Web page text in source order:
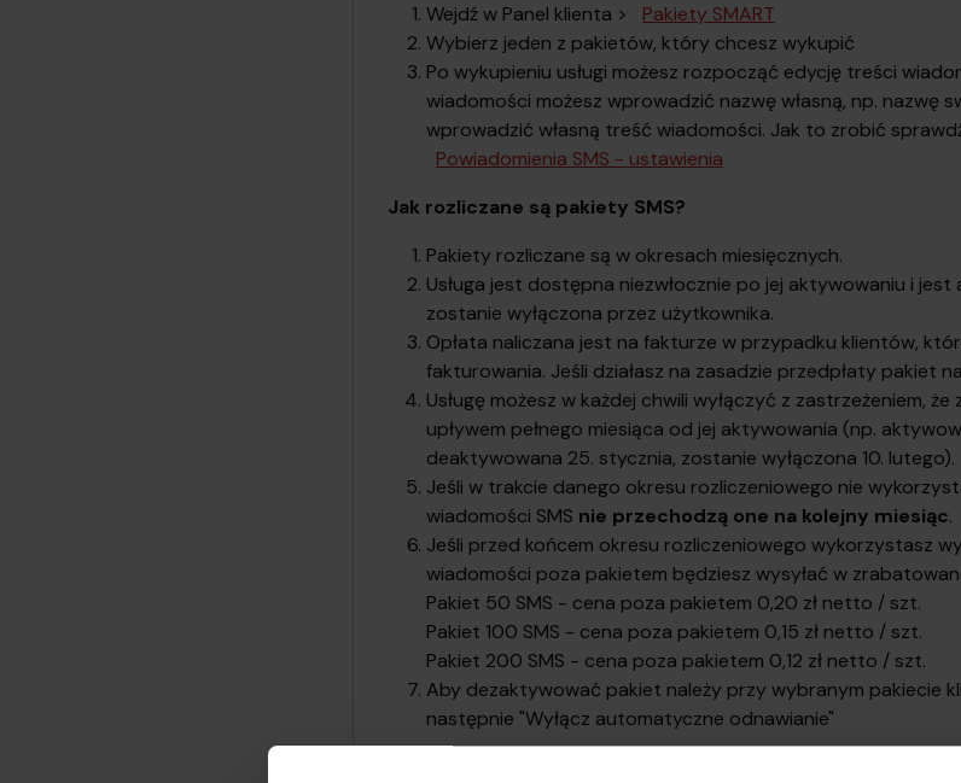
Wejdź w Panel klienta >
Pakiety SMART
Wybierz jeden z pakietów, który chcesz wykupić
Po wykupieniu usługi możesz rozpocząć edycję treści
wiadomości możesz wprowadzić nazwę własną, np. nazwę
wprowadzić własną treść wiadomości. Jak to zrobić
Powiadomienia SMS - ustawienia
Jak rozliczane są pakiety SMS?
Pakiety rozliczane są w okresach miesięcznych.
Usługa jest dostępna niezwłocznie po jej aktywowaniu i jest
zostanie wyłączona przez użytkownika.
Opłata naliczana jest na fakturze w przypadku klientów,
fakturowania. Jeśli działasz na zasadzie przedpłaty pakiet
Usługę możesz w każdej chwili wyłączyć z zastrzeżeniem,
upływem pełnego miesiąca od jej aktywowania (np.
deaktywowana 25. stycznia, zostanie wyłączona 10. lutego).
Jeśli w trakcie danego okresu rozliczeniowego nie
wiadomości SMS nie przechodzą one na kolejny miesiąc.
Jeśli przed końcem okresu rozliczeniowego wykorzystasz
wiadomości poza pakietem będziesz wysyłać w
Pakiet 50 SMS - cena poza pakietem 0,20 zł netto / szt.
Pakiet 100 SMS - cena poza pakietem 0,15 zł netto / szt.
Pakiet 200 SMS - cena poza pakietem 0,12 zł netto / szt.
Aby dezaktywować pakiet należy przy wybranym pakiecie
następnie "Wyłącz automatyczne odnawianie"